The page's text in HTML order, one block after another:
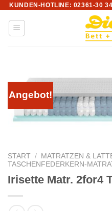
Zum
Inhalt
springen
KUNDEN-HOTLINE: 02361-30
Angebot!
START / MATRATZEN &
TASCHENFEDERKERN-
Irisette Matr. 2for4